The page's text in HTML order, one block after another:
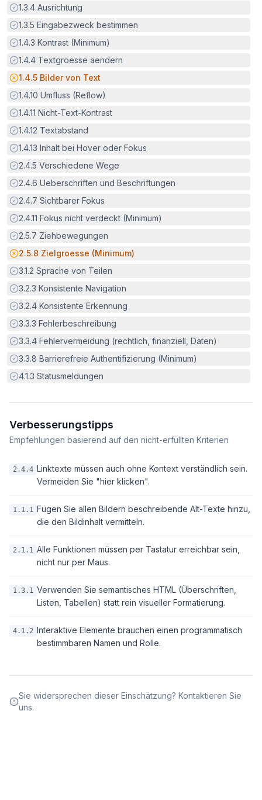
Erfüllt:
1.3.4 Ausrichtung
Erfüllt:
1.3.5 Eingabezweck bestimmen
Erfüllt:
1.4.3 Kontrast (Minimum)
Erfüllt:
1.4.4 Textgroesse aendern
Potenzielle Barriere:
1.4.5 Bilder von Text
Erfüllt:
1.4.10 Umfluss (Reflow)
Erfüllt:
1.4.11 Nicht-Text-Kontrast
Erfüllt:
1.4.12 Textabstand
Erfüllt:
1.4.13 Inhalt bei Hover oder Fokus
Erfüllt:
2.4.5 Verschiedene Wege
Erfüllt:
2.4.6 Ueberschriften und Beschriftungen
Erfüllt:
2.4.7 Sichtbarer Fokus
Erfüllt:
2.4.11 Fokus nicht verdeckt (Minimum)
Erfüllt:
2.5.7 Ziehbewegungen
Potenzielle Barriere:
2.5.8 Zielgroesse (Minimum)
Erfüllt:
3.1.2 Sprache von Teilen
Erfüllt:
3.2.3 Konsistente Navigation
Erfüllt:
3.2.4 Konsistente Erkennung
Erfüllt:
3.3.3 Fehlerbeschreibung
Erfüllt:
3.3.4 Fehlervermeidung (rechtlich, finanziell, Daten)
Erfüllt:
3.3.8 Barrierefreie Authentifizierung (Minimum)
Erfüllt:
4.1.3 Statusmeldungen
Verbesserungstipps
Empfehlungen basierend auf den nicht-erfüllten Kriterien
2.4.4 Linktexte müssen auch ohne Kontext verständlich sein.
Vermeiden Sie "hier klicken".
1.1.1 Fügen Sie allen Bildern beschreibende Alt-Texte hinzu,
die den Bildinhalt vermitteln.
2.1.1 Alle Funktionen müssen per Tastatur erreichbar sein,
nicht nur per Maus.
1.3.1 Verwenden Sie semantisches HTML (Überschriften,
Listen, Tabellen) statt rein visueller Formatierung.
4.1.2 Interaktive Elemente brauchen einen programmatisch
bestimmbaren Namen und Rolle.
Sie widersprechen dieser Einschätzung? Kontaktieren Sie
uns.